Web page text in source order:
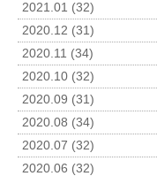
2021.01 (32)
2020.12 (31)
2020.11 (34)
2020.10 (32)
2020.09 (31)
2020.08 (34)
2020.07 (32)
2020.06 (32)